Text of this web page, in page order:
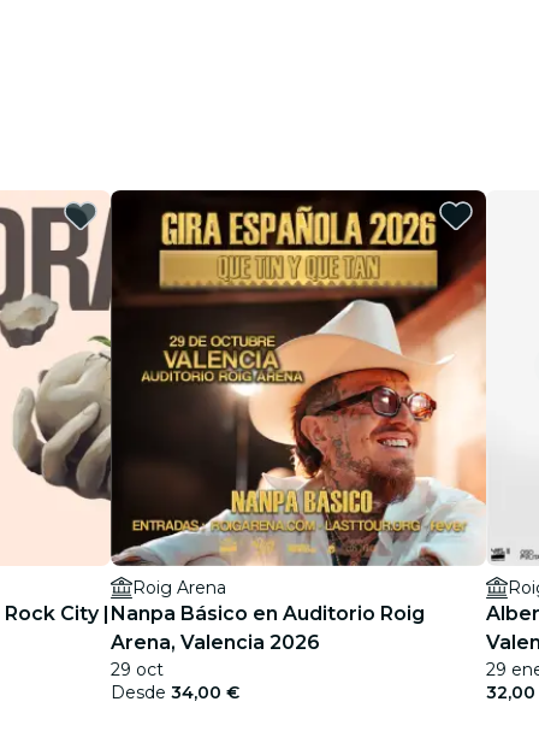
City |
Roig Arena
Nanpa Básico en Auditorio Roig
Arena, Valencia 2026
29 oct
Desde 34,00 €
29